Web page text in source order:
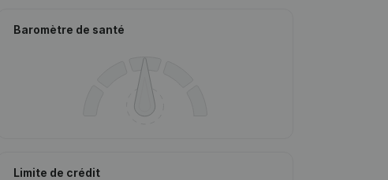
Baromètre de santé
Limite de crédit